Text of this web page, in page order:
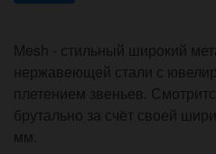
Mesh - стильный широкий
нержавеющей стали с
плетением звеньев.
брутально за счёт своей
мм.